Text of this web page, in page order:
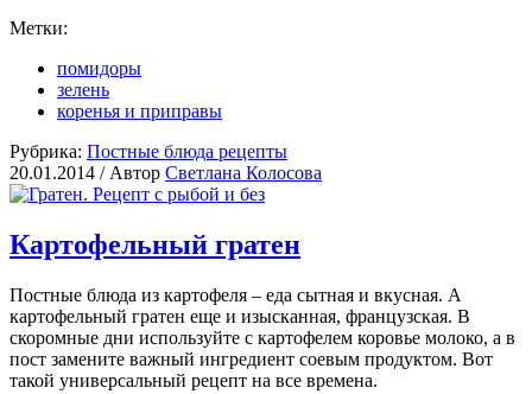
Метки:
помидоры
зелень
коренья и приправы
Рубрика: Постные блюда рецепты
20.01.2014 / Автор Светлана Колосова
Картофельный гратен
Постные блюда из картофеля – еда сытная и вкусная. А
картофельный гратен еще и изысканная, французская. В
скоромные дни используйте с картофелем коровье молоко, а в
пост замените важный ингредиент соевым продуктом. Вот
такой универсальный рецепт на все времена.